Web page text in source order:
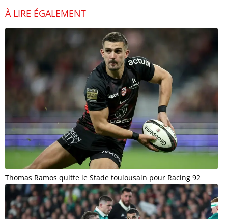
À LIRE ÉGALEMENT
Thomas Ramos quitte le Stade toulousain pour Racing 92